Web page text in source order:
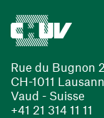
Rue du Bugnon
CH-1011
Vaud - Suisse
+41 21 314 11 11